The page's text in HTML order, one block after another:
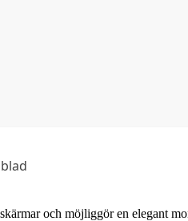
och möjliggör en elegant